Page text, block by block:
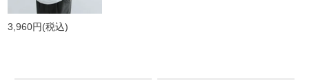
3,960円(税込)